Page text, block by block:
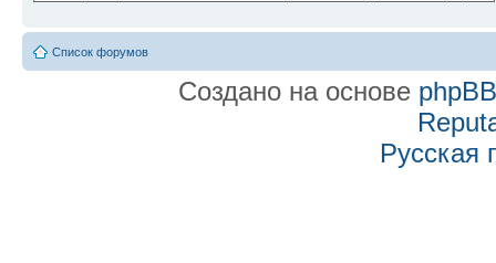
Список форумов
Создано на основе phpBB
Русская